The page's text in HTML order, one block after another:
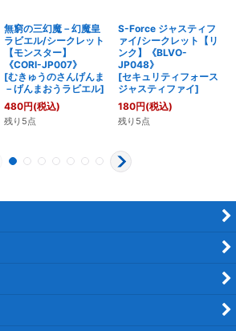
無窮の三幻魔－幻魔皇
ラビエル/シークレット
【モンスター】
《CORI-JP007》
[むきゅうのさんげんま
－げんまおうラビエル]
480円(税込)
残り5点
S-Force ジャスティフ
ァイ/シークレット【リ
ンク】《BLVO-
JP048》
[セキュリティフォース
ジャスティファイ]
180円(税込)
残り5点